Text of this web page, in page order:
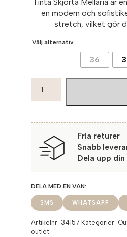
en modern och
stretch, vilket gör
Välj alternativ
36
Skjorta
Prune
mängd
Fria returer
Snabb
Dela upp
SMS WHATSAPP
Artikelnr: 34157 Kategorier:
outlet